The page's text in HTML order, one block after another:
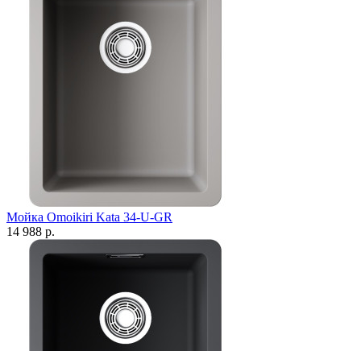
Мойка Omoikiri Kata 34-U-GR
14 988 р.